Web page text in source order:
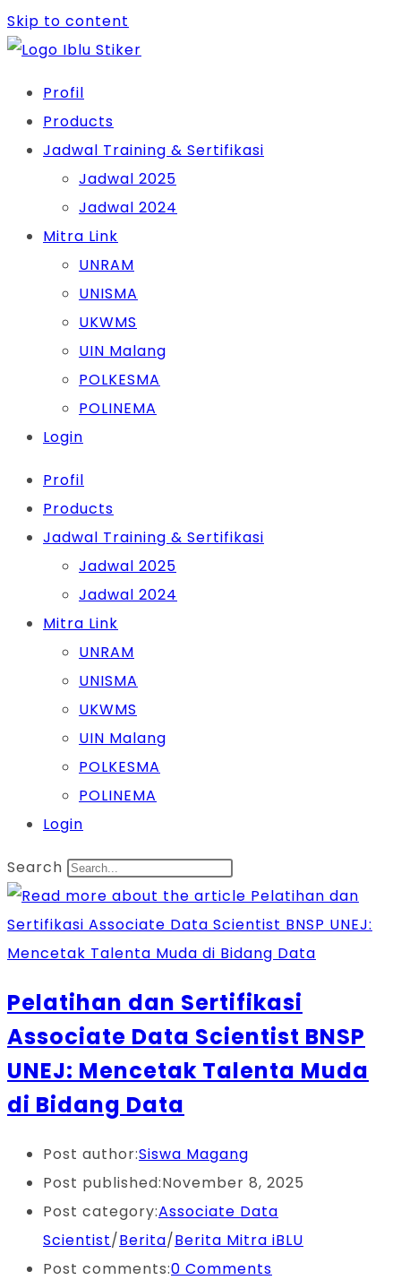
Skip to content
Profil
Products
Jadwal Training & Sertifikasi
Jadwal 2025
Jadwal 2024
Mitra Link
UNRAM
UNISMA
UKWMS
UIN Malang
POLKESMA
POLINEMA
Login
Profil
Products
Jadwal Training & Sertifikasi
Jadwal 2025
Jadwal 2024
Mitra Link
UNRAM
UNISMA
UKWMS
UIN Malang
POLKESMA
POLINEMA
Login
Search
Pelatihan dan Sertifikasi
Associate Data Scientist BNSP
UNEJ: Mencetak Talenta Muda
di Bidang Data
Post author:Siswa Magang
Post published:November 8, 2025
Post category:Associate Data
Scientist/Berita/Berita Mitra iBLU
Post comments:0 Comments